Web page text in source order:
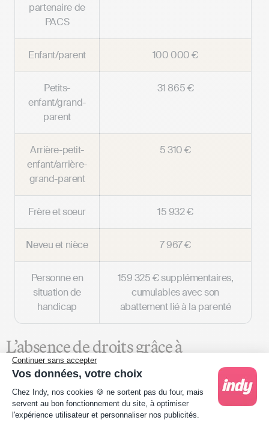
Continuer sans accepter
Vos données, votre choix
Plateforme de Gestion du Consentement :
Chez Indy, nos cookies 🍪 ne sortent pas du four, mais
servent au bon fonctionnement du site, à optimiser
l'expérience utilisateur et personnaliser nos publicités.
partenaire de
PACS
Enfant/parent 100 000 €
Petits-
enfant/grand-
parent
31 865 €
Arrière-petit-
enfant/arrière-
grand-parent
5 310 €
Frère et soeur 15 932 €
Neveu et nièce 7 967 €
Personne en
situation de
handicap
159 325 € supplémentaires,
cumulables avec son
abattement lié à la parenté
L’absence de droits grâce à
l’abattement
Il est possible de ne payer aucun droit de successionsi
l’abattement applicable à l’héritier couvre l’intégralité de